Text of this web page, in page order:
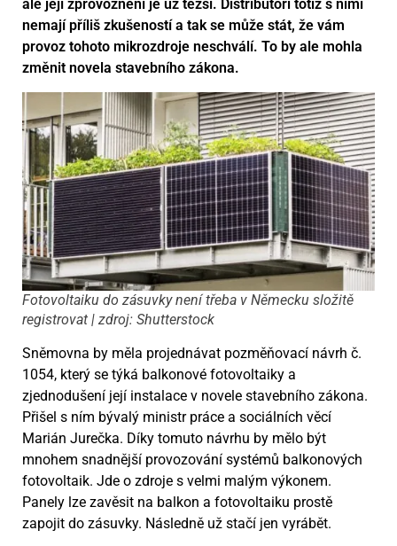
ale její zprovoznění je už těžší. Distributoři totiž s nimi
nemají příliš zkušeností a tak se může stát, že vám
provoz tohoto mikrozdroje neschválí. To by ale mohla
změnit novela stavebního zákona.
Fotovoltaiku do zásuvky není třeba v Německu složitě
registrovat | zdroj: Shutterstock
Sněmovna by měla projednávat pozměňovací návrh č.
1054, který se týká balkonové fotovoltaiky a
zjednodušení její instalace v novele stavebního zákona.
Přišel s ním bývalý ministr práce a sociálních věcí
Marián Jurečka. Díky tomuto návrhu by mělo být
mnohem snadnější provozování systémů balkonových
fotovoltaik. Jde o zdroje s velmi malým výkonem.
Panely lze zavěsit na balkon a fotovoltaiku prostě
zapojit do zásuvky. Následně už stačí jen vyrábět.